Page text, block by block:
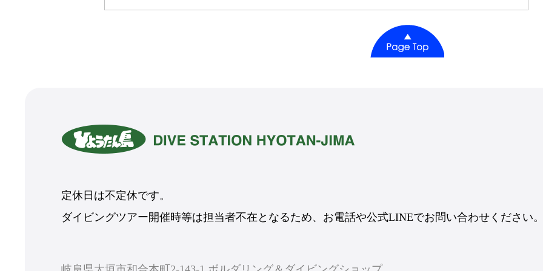
定休日は不定休です。
ダイビングツアー開催時等は担当者不在となるため、お電話や公式LINEでお問い合わせください